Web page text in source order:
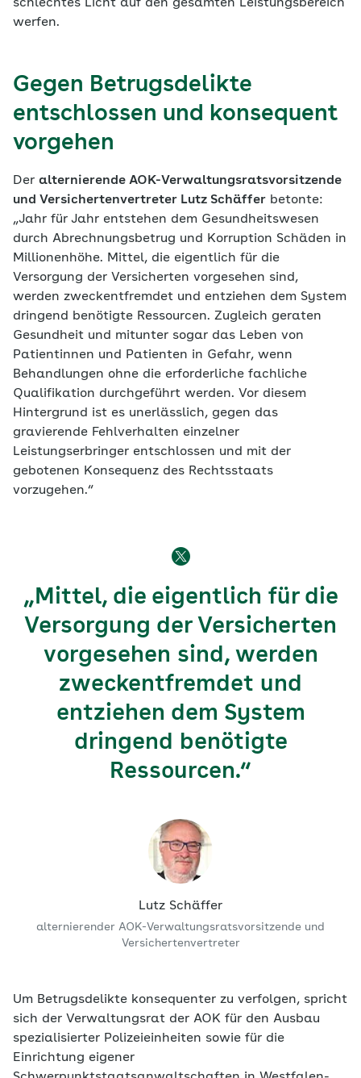
schlechtes Licht auf den gesamten Leistungsbereich
werfen.
Gegen Betrugsdelikte
entschlossen und konsequent
vorgehen
Der alternierende AOK-Verwaltungsratsvorsitzende
und Versichertenvertreter Lutz Schäffer betonte:
„Jahr für Jahr entstehen dem Gesundheitswesen
durch Abrechnungsbetrug und Korruption Schäden in
Millionenhöhe. Mittel, die eigentlich für die
Versorgung der Versicherten vorgesehen sind,
werden zweckentfremdet und entziehen dem System
dringend benötigte Ressourcen. Zugleich geraten
Gesundheit und mitunter sogar das Leben von
Patientinnen und Patienten in Gefahr, wenn
Behandlungen ohne die erforderliche fachliche
Qualifikation durchgeführt werden. Vor diesem
Hintergrund ist es unerlässlich, gegen das
gravierende Fehlverhalten einzelner
Leistungserbringer entschlossen und mit der
gebotenen Konsequenz des Rechtsstaats
vorzugehen.“
„Mittel, die eigentlich für die
Versorgung der Versicherten
vorgesehen sind, werden
zweckentfremdet und
entziehen dem System
dringend benötigte
Ressourcen.“
Lutz Schäffer
alternierender AOK-Verwaltungsratsvorsitzende und
Versichertenvertreter
Um Betrugsdelikte konsequenter zu verfolgen, spricht
sich der Verwaltungsrat der AOK für den Ausbau
spezialisierter Polizeieinheiten sowie für die
Einrichtung eigener